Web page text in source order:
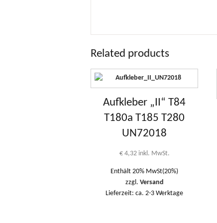
Related products
Aufkleber „II“ T84
T180a T185 T280
UN72018
€4,32 inkl. MwSt.
Enthält 20% MwSt(20%)
zzgl. Versand
Lieferzeit: ca. 2-3 Werktage